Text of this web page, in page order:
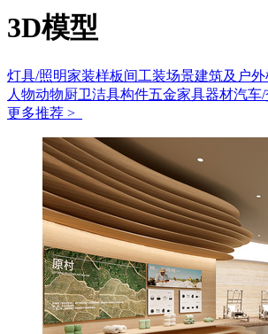
3D模型
灯具/照明家装样板间工装场景建筑及户外
人物动物厨卫洁具构件五金家具器材汽车/
更多推荐 >